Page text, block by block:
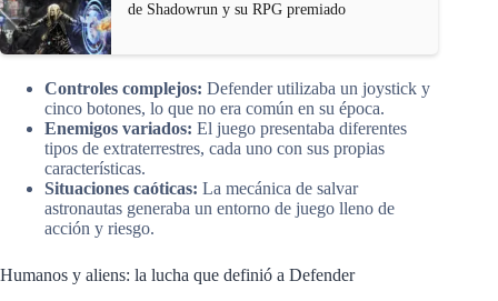
de Shadowrun y su RPG premiado
Controles complejos: Defender utilizaba un joystick y
cinco botones, lo que no era común en su época.
Enemigos variados: El juego presentaba diferentes
tipos de extraterrestres, cada uno con sus propias
características.
Situaciones caóticas: La mecánica de salvar
astronautas generaba un entorno de juego lleno de
acción y riesgo.
Humanos y aliens: la lucha que definió a Defender